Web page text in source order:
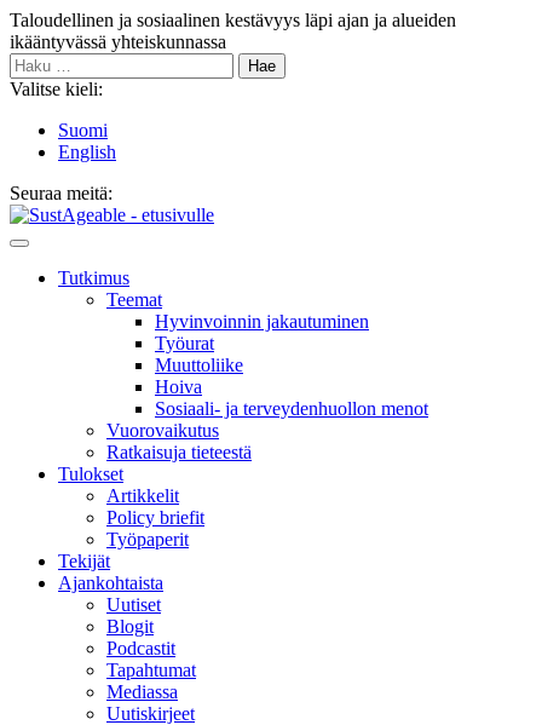
Siirry
sisältöön
Taloudellinen ja sosiaalinen kestävyys läpi ajan ja alueiden
ikääntyvässä yhteiskunnassa
Haku:
Valitse kieli:
Suomi
English
Seuraa meitä:
Bluesky
Main
Tutkimus
Teemat
Hyvinvoin­nin jakautuminen
Työurat
Muutto­liike
Hoiva
Sosiaali- ja terveyden­huollon menot
Vuorovaikutus
Ratkaisuja tieteestä
Tulokset
Artikkelit
Policy briefit
Työpaperit
Tekijät
Ajankohtaista
Uutiset
Blogit
Podcastit
Tapahtumat
Mediassa
Uutiskirjeet